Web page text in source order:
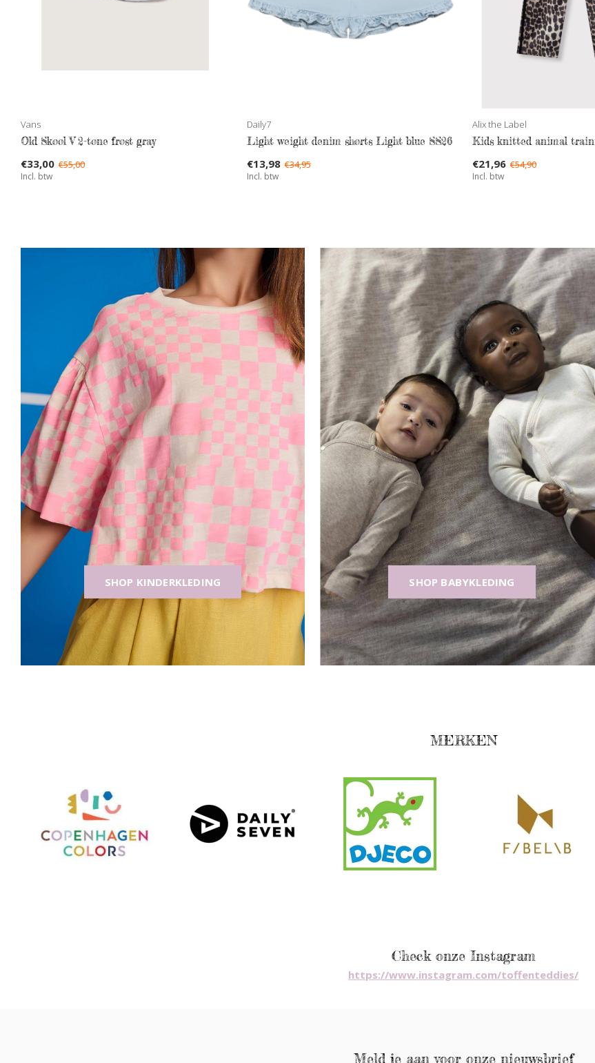
Vans
Old Skool V 2-tone frost gray
€33,00 €55,00
Incl. btw
Daily7
Light weight denim shorts Light blue SS26
€13,98 €34,95
Incl. btw
Alix the Label
Kids knitted animal
€21,96 €54,90
Incl. btw
SHOP KINDERKLEDING SHOP BABYKLEDING
MERKEN
Check onze Instagram
https://www.instagram.com/toffenteddies/
Meld je aan voor onze nieuwsbrief